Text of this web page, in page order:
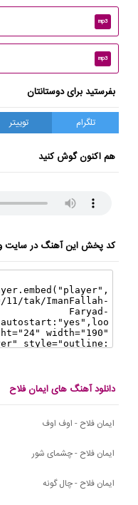
mp3
mp3
بفرستید برای دوستانتان
تلگرام توییتر
هم اکنون گوش کنید
کد پخش این آهنگ در سایت
دانلود آهنگ های ایمان فلاح
ایمان فلاح - اوف اوف
ایمان فلاح - چشمای شور
ایمان فلاح - چال گونه